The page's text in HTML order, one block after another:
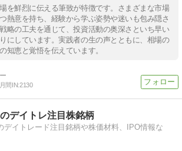
を鮮烈に伝える筆致が特徴です。さまざまな市場
熱意を持ち、経験から学ぶ姿勢や迷いも包み隠さ
略の工夫を通じて、投資活動の奥深さといち早い
にしています。実践者の生の声とともに、相場の
知恵と覚悟を伝えています。
月間IN:2130
デイトレ注目株銘柄
デイトレード注目銘柄や株価材料、IPO情報な